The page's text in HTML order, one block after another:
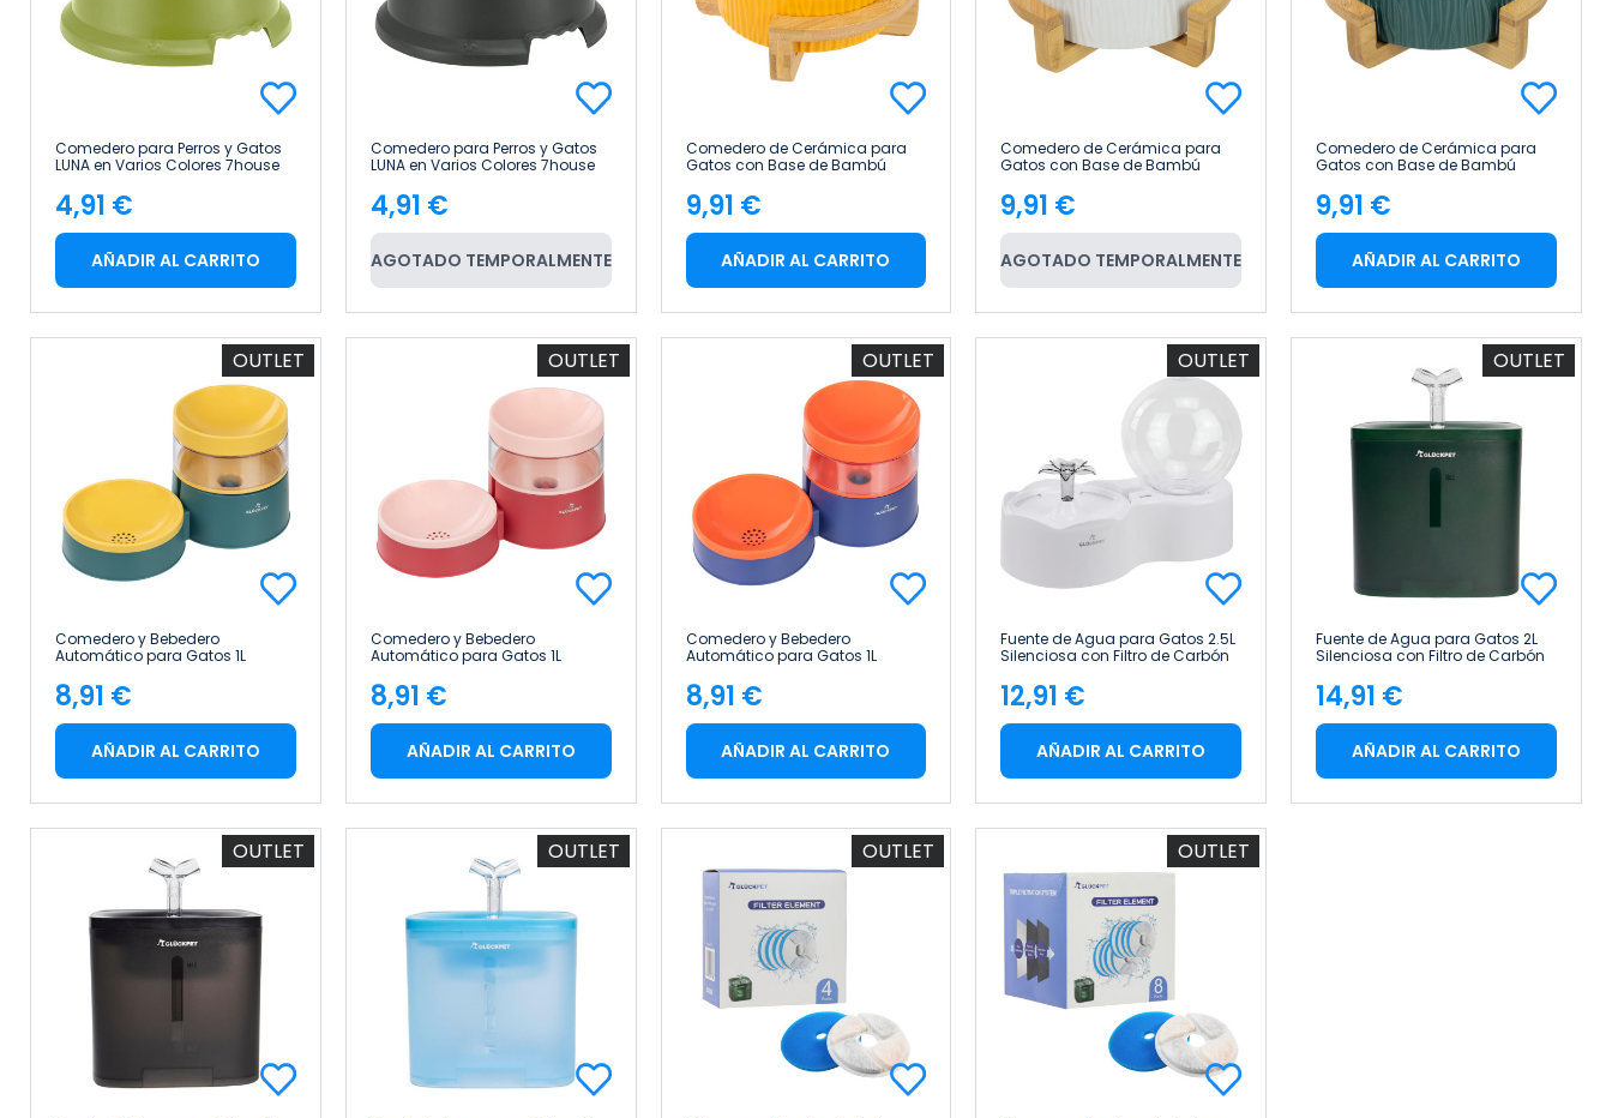
Comedero para Perros y Gatos
LUNA en Varios Colores 7house
Precio
4,91 €
AÑADIR AL CARRITO
Comedero para Perros y Gatos
LUNA en Varios Colores 7house
Precio
4,91 €
AGOTADO TEMPORALMENTE
Comedero de Cerámica para
Gatos con Base de Bambú
Precio
9,91 €
AÑADIR AL CARRITO
Comedero de Cerámica para
Gatos con Base de Bambú
Precio
9,91 €
AGOTADO TEMPORALMENTE
Comedero de Cerámica para
Gatos con Base de Bambú
Precio
9,91 €
AÑADIR AL CARRITO
OUTLET
Comedero y Bebedero
Automático para Gatos 1L
Precio
8,91 €
AÑADIR AL CARRITO
OUTLET
Comedero y Bebedero
Automático para Gatos 1L
Precio
8,91 €
AÑADIR AL CARRITO
OUTLET
Comedero y Bebedero
Automático para Gatos 1L
Precio
8,91 €
AÑADIR AL CARRITO
OUTLET
Fuente de Agua para Gatos 2.5L
Silenciosa con Filtro de Carbón
Precio
12,91 €
AÑADIR AL CARRITO
OUTLET
Fuente de Agua para Gatos 2L
Silenciosa con Filtro de Carbón
Precio
14,91 €
AÑADIR AL CARRITO
OUTLET OUTLET OUTLET OUTLET